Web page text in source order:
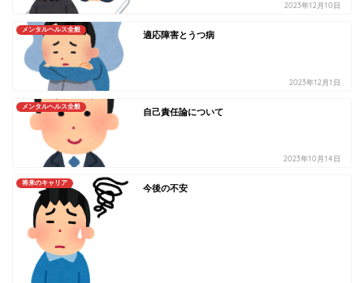
2023年12月10日
メンタルヘルス全般
適応障害とうつ病
2023年12月1日
メンタルヘルス全般
自己責任論について
2023年10月14日
将来のキャリア
今後の不安